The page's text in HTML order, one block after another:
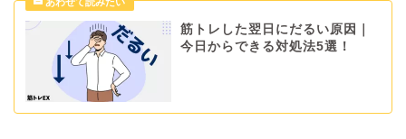
筋トレした翌日にだるい原因｜
今日からできる対処法5選！